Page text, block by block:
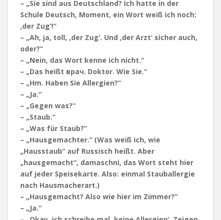
– „Sie sind aus Deutschland? Ich hatte in der
Schule Deutsch, Moment, ein Wort weiß ich noch:
‚der Zug‘!“
– „Ah, ja, toll, ‚der Zug‘. Und ‚der Arzt‘ sicher auch,
oder?“
– „Nein, das Wort kenne ich nicht.“
– „Das heißt врач. Doktor. Wie Sie.“
– „Hm. Haben Sie Allergien?“
– „Ja.“
– „Gegen was?“
– „Staub.“
– „Was für Staub?“
– „Hausgemachter.“ (Was weiß ich, wie
„Hausstaub“ auf Russisch heißt. Aber
„hausgemacht“, damaschni, das Wort steht hier
auf jeder Speisekarte. Also: einmal Stauballergie
nach Hausmacherart.)
– „Hausgemacht? Also wie hier im Zimmer?“
– „Ja.“